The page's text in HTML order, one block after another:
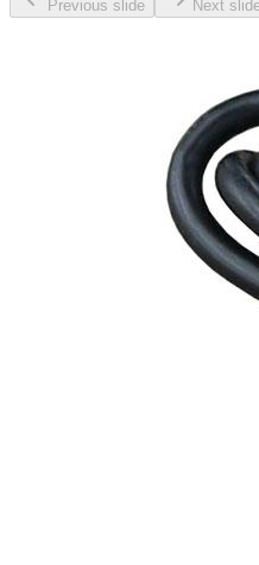
Previous slide Next